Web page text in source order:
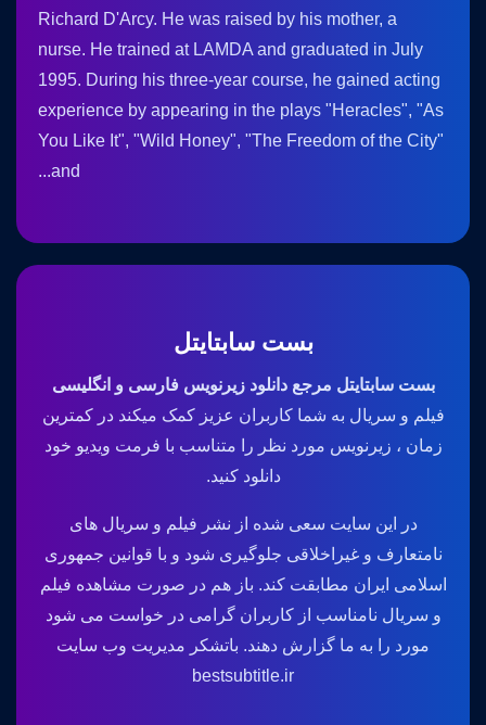
Richard D'Arcy. He was raised by his mother, a
nurse. He trained at LAMDA and graduated in July
1995. During his three-year course, he gained acting
experience by appearing in the plays "Heracles", "As
You Like It", "Wild Honey", "The Freedom of the City"
and...
بست سابتایتل
بست سابتایتل مرجع دانلود زیرنویس فارسی و انگلیسی
فیلم و سریال به شما کاربران عزیز کمک میکند در کمترین
زمان ، زیرنویس مورد نظر را متناسب با فرمت ویدیو خود
دانلود کنید.
در این سایت سعی شده از نشر فیلم و سریال های
نامتعارف و غیراخلاقی جلوگیری شود و با قوانین جمهوری
اسلامی ایران مطابقت کند. باز هم در صورت مشاهده فیلم
و سریال نامناسب از کاربران گرامی در خواست می شود
مورد را به ما گزارش دهند. باتشکر مدیریت وب سایت
bestsubtitle.ir